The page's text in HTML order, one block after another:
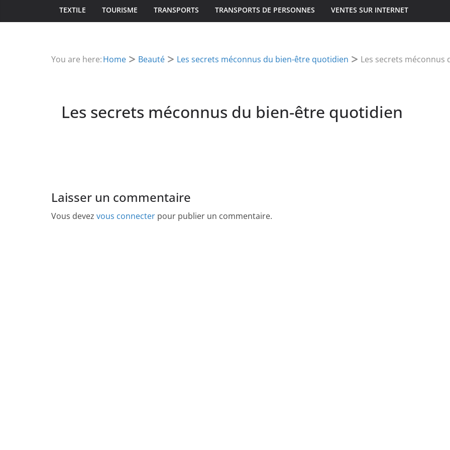
TEXTILE TOURISME TRANSPORTS TRANSPORTS DE PERSONNES VENTES SUR INTERNET
You are here:Home Beauté Les secrets méconnus du bien-être quotidien Les secrets
Les secrets méconnus du bien-être quotidien
Laisser un commentaire
Vous devez vous connecter pour publier un commentaire.